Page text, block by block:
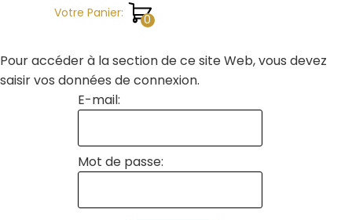
Aller au contenuVotre Panier:
Pour accéder à la section de ce site Web, vous devez
saisir vos données de connexion.
E-mail:
Mot de passe: